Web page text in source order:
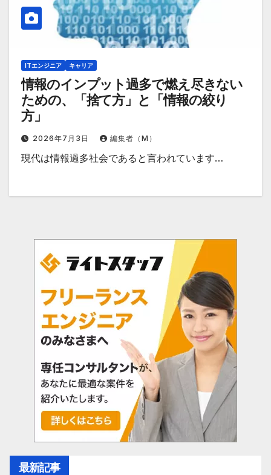
ITエンジニア キャリア
情報のインプット過多で燃え尽きない
ための、「捨て方」と「情報の絞り
方」
2026年7月3日 編集者（M）
現代は情報過多社会であると言われています…
最新記事